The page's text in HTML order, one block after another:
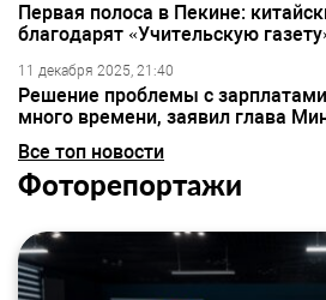
Первая полоса в Пекине:
благодарят «Учительскую
11 декабря 2025, 21:40
Решение проблемы с
много времени, заявил глава
Все топ новости
Фоторепортажи